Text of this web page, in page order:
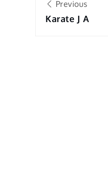
Previous
Karate J A